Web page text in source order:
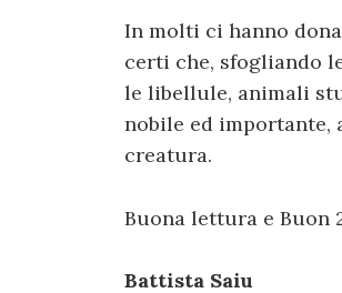
In molti ci hanno
certi che, sfogliando
le libellule, animali
nobile ed importante,
creatura.
Buona lettura e Buon
Battista Saiu